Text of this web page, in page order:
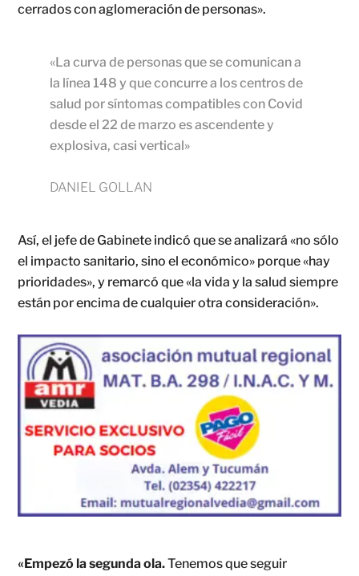
cerrados con aglomeración de personas».
«La curva de personas que se comunican a
la línea 148 y que concurre a los centros de
salud por síntomas compatibles con Covid
desde el 22 de marzo es ascendente y
explosiva, casi vertical»
DANIEL GOLLAN
Así, el jefe de Gabinete indicó que se analizará «no sólo
el impacto sanitario, sino el económico» porque «hay
prioridades», y remarcó que «la vida y la salud siempre
están por encima de cualquier otra consideración».
«Empezó la segunda ola.Tenemos que seguir